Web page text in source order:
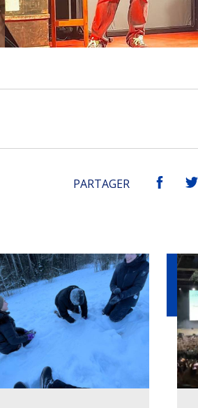
PARTAGER